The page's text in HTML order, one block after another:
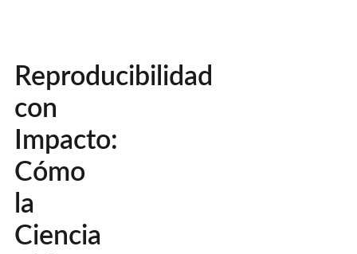
Reproducibilidad
con
Impacto:
Cómo
la
Ciencia